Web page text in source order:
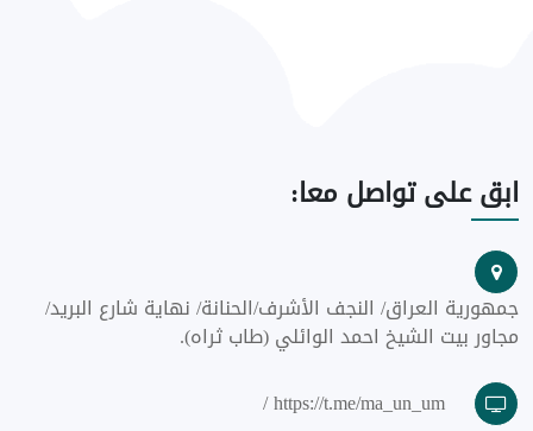
ابقعلى تواصل معا:
جمهورية العراق/ النجف الأشرف/الحنانة/ نهاية شارع البريد/
مجاور بيت الشيخ احمد الوائلي (طاب ثراه).
https://t.me/ma_un_um /